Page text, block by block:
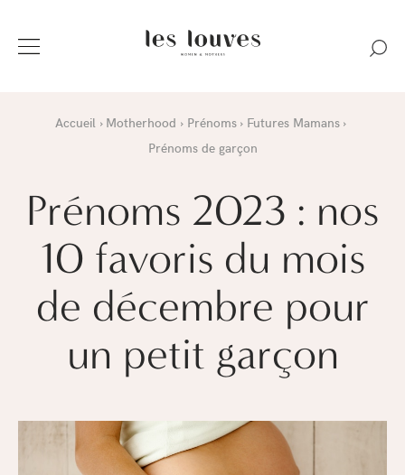
Accueil Motherhood Prénoms
Futures Mamans
Prénoms de garçon
Prénoms 2023 : nos
10 favoris du mois
de décembre pour
un petit garçon